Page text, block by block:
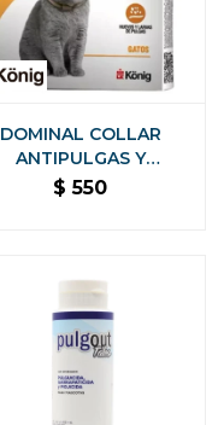
DOMINAL COLLAR
ANTIPULGAS Y
GARRAPATAS PARA
$ 550